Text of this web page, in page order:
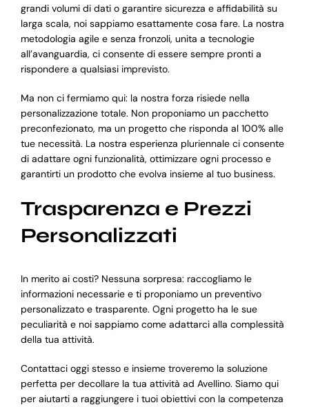
grandi volumi di dati o garantire sicurezza e affidabilità su
larga scala, noi sappiamo esattamente cosa fare. La nostra
metodologia agile e senza fronzoli, unita a tecnologie
all’avanguardia, ci consente di essere sempre pronti a
rispondere a qualsiasi imprevisto.
Ma non ci fermiamo qui: la nostra forza risiede nella
personalizzazione totale. Non proponiamo un pacchetto
preconfezionato, ma un progetto che risponda al 100% alle
tue necessità. La nostra esperienza pluriennale ci consente
di adattare ogni funzionalità, ottimizzare ogni processo e
garantirti un prodotto che evolva insieme al tuo business.
Trasparenza e Prezzi
Personalizzati
In merito ai costi? Nessuna sorpresa: raccogliamo le
informazioni necessarie e ti proponiamo un preventivo
personalizzato e trasparente. Ogni progetto ha le sue
peculiarità e noi sappiamo come adattarci alla complessità
della tua attività.
Contattaci oggi stesso e insieme troveremo la soluzione
perfetta per decollare la tua attività ad Avellino. Siamo qui
per aiutarti a raggiungere i tuoi obiettivi con la competenza